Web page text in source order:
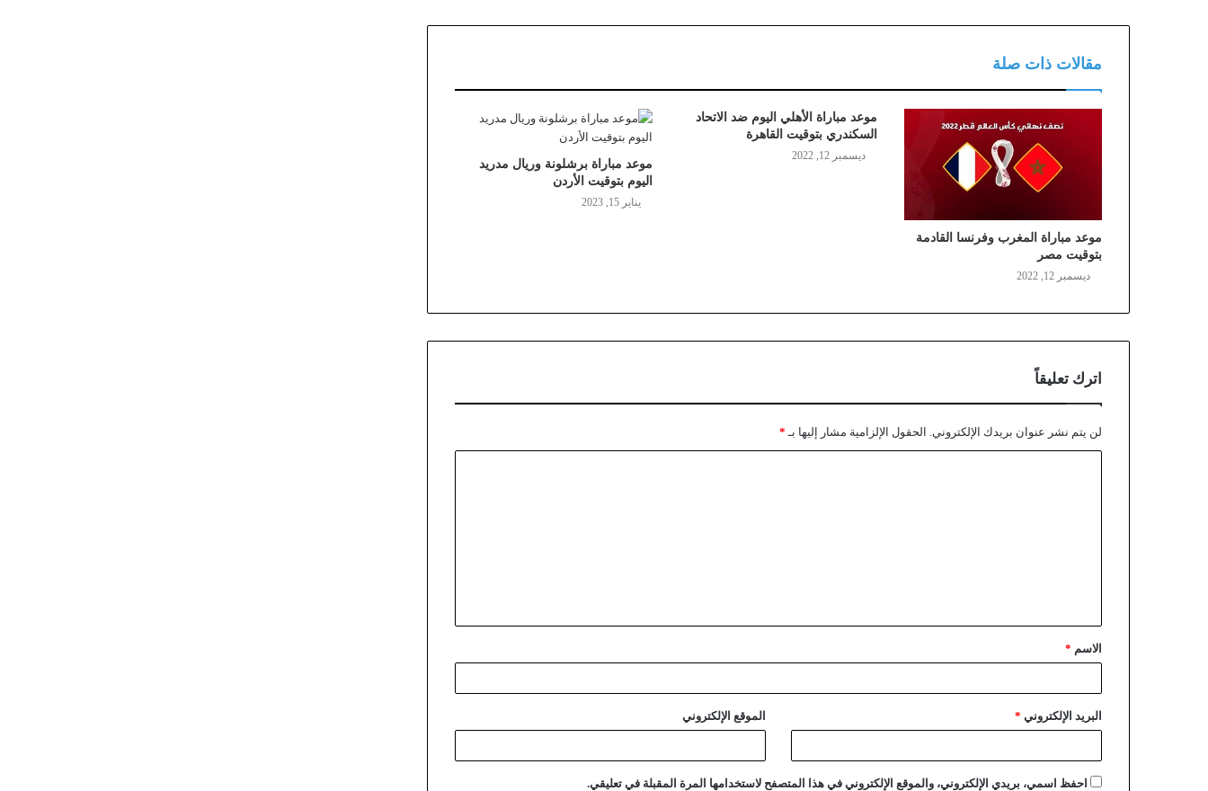
مقالات ذات صلة
موعد مباراة المغرب وفرنسا القادمة
بتوقيت مصر
ديسمبر 12, 2022
موعد مباراة الأهلي اليوم ضد الاتحاد
السكندري بتوقيت القاهرة
ديسمبر 12, 2022
موعد مباراة برشلونة وريال مدريد
اليوم بتوقيت الأردن
يناير 15, 2023
اترك تعليقاً
لن يتم نشر عنوان بريدك الإلكتروني. الحقول الإلزامية مشار إليها بـ *
الاسم *
البريد الإلكتروني * الموقع الإلكتروني
احفظ اسمي، بريدي الإلكتروني، والموقع الإلكتروني في هذا المتصفح لاستخدامها المرة المقبلة في تعليقي.